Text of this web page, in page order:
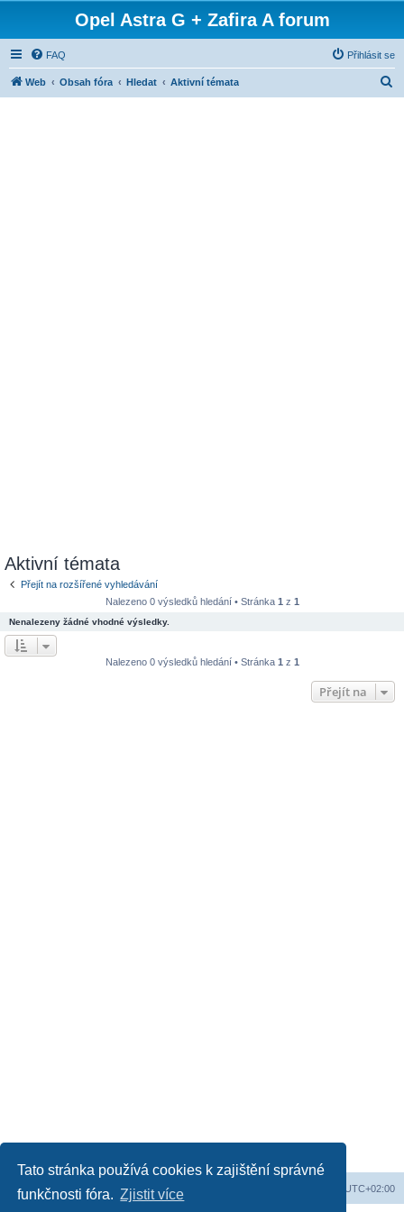
Tato stránka používá cookies k zajištění správné
funkčnosti fóra. Zjistit více
Opel Astra G + Zafira A forum
FAQ Přihlásit se
Web Obsah fóra Hledat Aktivní témata
Aktivní témata
Přejít na rozšířené vyhledávání
Nalezeno 0 výsledků hledání • Stránka 1 z 1
Nenalezeny žádné vhodné výsledky.
Nalezeno 0 výsledků hledání • Stránka 1 z 1
Přejít na
Web Obsah fóra UTC+02:00